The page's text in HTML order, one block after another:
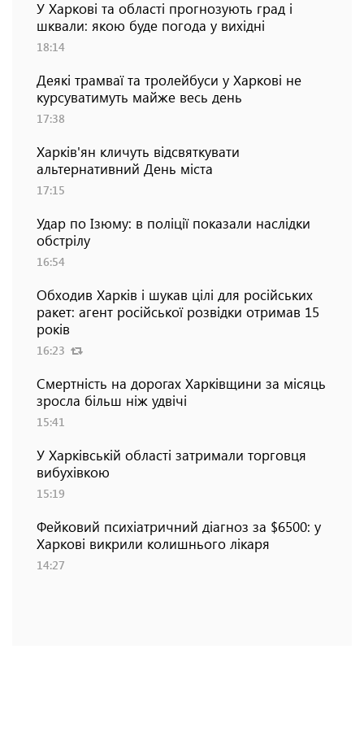
У Харкові та області прогнозують град і
шквали: якою буде погода у вихідні
18:14
Деякі трамваї та тролейбуси у Харкові не
курсуватимуть майже весь день
17:38
Харків'ян кличуть відсвяткувати
альтернативний День міста
17:15
Удар по Ізюму: в поліції показали наслідки
обстрілу
16:54
Обходив Харків і шукав цілі для російських
ракет: агент російської розвідки отримав 15
років
16:23
Смертність на дорогах Харківщини за місяць
зросла більш ніж удвічі
15:41
У Харківській області затримали торговця
вибухівкою
15:19
Фейковий психіатричний діагноз за $6500: у
Харкові викрили колишнього лікаря
14:27